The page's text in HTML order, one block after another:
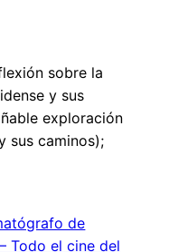
sobre la
y sus
exploración
sus caminos);
de
Todo el cine del